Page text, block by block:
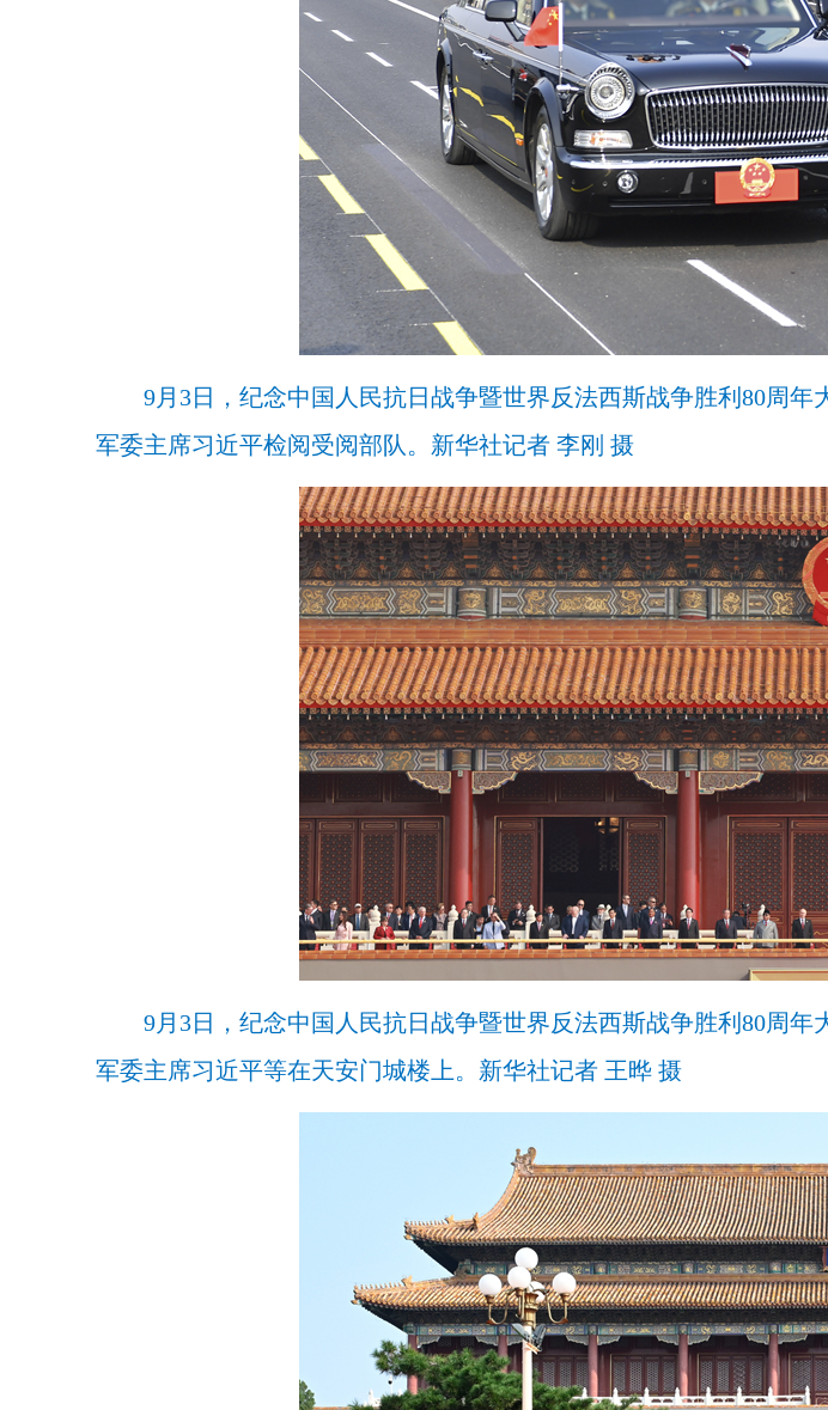
9月3日，纪念中国人民抗日战争暨世界反法西斯战争胜利80周
军委主席习近平检阅受阅部队。新华社记者 李刚 摄
9月3日，纪念中国人民抗日战争暨世界反法西斯战争胜利80周
军委主席习近平等在天安门城楼上。新华社记者 王晔 摄